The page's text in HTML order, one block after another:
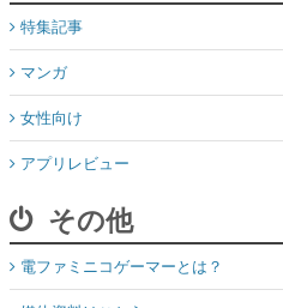
特集記事
マンガ
女性向け
アプリレビュー
その他
電ファミニコゲーマーとは？